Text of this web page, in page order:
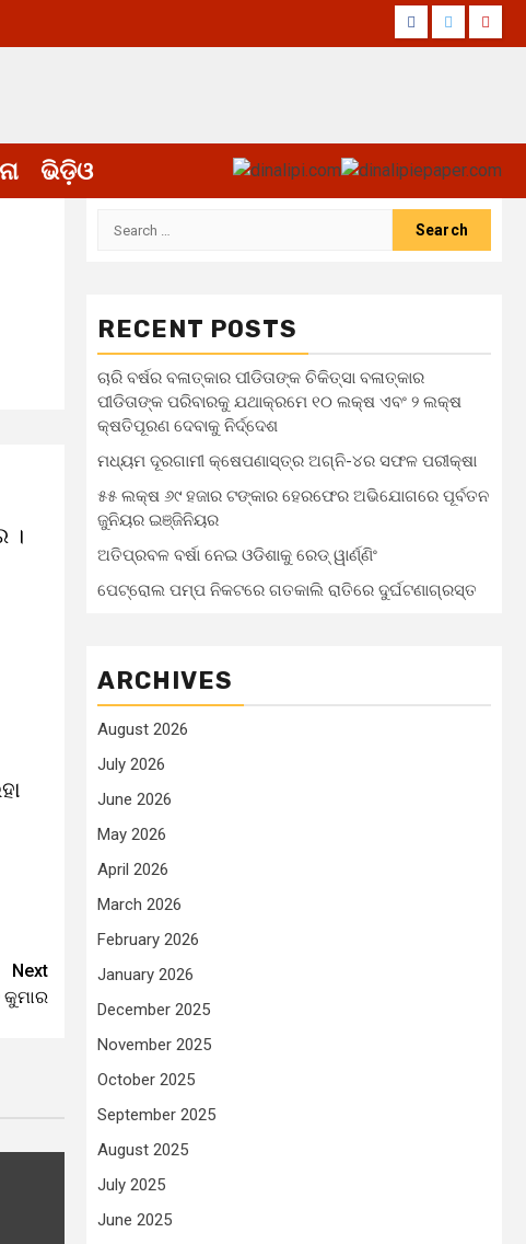
Facebook
Twitter
ଭିଡ଼ିଓ
।
Next
କୁମାର
Search
RECENT POSTS
ଚାରି ବର୍ଷର ବଳାତ୍କାର ପୀଡିତାଙ୍କ ଚିକିତ୍ସା ବଳାତ୍କାର
ପୀଡିତାଙ୍କ ପରିବାରକୁ ଯଥାକ୍ରମେ ୧୦ ଲକ୍ଷ ଏବଂ ୨ ଲକ୍ଷ
କ୍ଷତିପୂରଣ ଦେବାକୁ ନିର୍ଦ୍ଦେଶ
ମଧ୍ୟମ ଦୂରଗାମୀ କ୍ଷେପଣାସ୍ତ୍ର ଅଗ୍ନି-୪ର ସଫଳ ପରୀକ୍ଷା
୫୫ ଲକ୍ଷ ୬୯ ହଜାର ଟଙ୍କାର ହେରଫେର ଅଭିଯୋଗରେ ପୂର୍ବତନ
ଜୁନିୟର ଇଞ୍ଜିନିୟର
ଅତିପ୍ରବଳ ବର୍ଷା ନେଇ ଓଡିଶାକୁ ରେଡ୍ ୱାର୍ଣ୍ଣିଂ
ପେଟ୍ରୋଲ ପମ୍ପ ନିକଟରେ ଗତକାଲି ରାତିରେ ଦୁର୍ଘଟଣାଗ୍ରସ୍ତ
ARCHIVES
August 2026
July 2026
June 2026
May 2026
April 2026
March 2026
February 2026
January 2026
December 2025
November 2025
October 2025
September 2025
August 2025
July 2025
June 2025